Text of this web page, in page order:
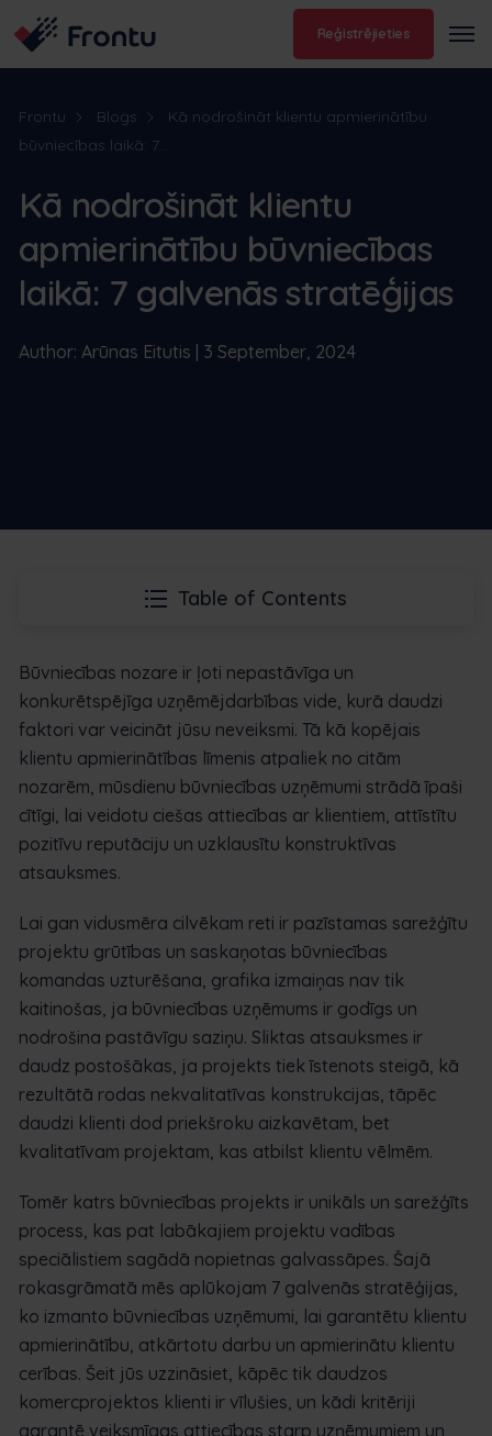
Reģistrējieties
Frontu Blogs
Kā nodrošināt klientu apmierinātību
būvniecības laikā: 7...
Kā nodrošināt klientu
apmierinātību būvniecības
laikā: 7 galvenās stratēģijas
Author: Arūnas Eitutis | 3 September, 2024
Table of Contents
Būvniecības nozare ir ļoti nepastāvīga un
konkurētspējīga uzņēmējdarbības vide, kurā daudzi
faktori var veicināt jūsu neveiksmi. Tā kā kopējais
klientu apmierinātības līmenis atpaliek no citām
nozarēm, mūsdienu būvniecības uzņēmumi strādā īpaši
cītīgi, lai veidotu ciešas attiecības ar klientiem, attīstītu
pozitīvu reputāciju un uzklausītu konstruktīvas
atsauksmes.
Lai gan vidusmēra cilvēkam reti ir pazīstamas sarežģītu
projektu grūtības un saskaņotas būvniecības
komandas uzturēšana, grafika izmaiņas nav tik
kaitinošas, ja būvniecības uzņēmums ir godīgs un
nodrošina pastāvīgu saziņu. Sliktas atsauksmes ir
daudz postošākas, ja projekts tiek īstenots steigā, kā
rezultātā rodas nekvalitatīvas konstrukcijas, tāpēc
daudzi klienti dod priekšroku aizkavētam, bet
kvalitatīvam projektam, kas atbilst klientu vēlmēm.
Tomēr katrs būvniecības projekts ir unikāls un sarežģīts
process, kas pat labākajiem projektu vadības
speciālistiem sagādā nopietnas galvassāpes. Šajā
rokasgrāmatā mēs aplūkojam 7 galvenās stratēģijas,
ko izmanto būvniecības uzņēmumi, lai garantētu klientu
apmierinātību, atkārtotu darbu un apmierinātu klientu
cerības. Šeit jūs uzzināsiet, kāpēc tik daudzos
komercprojektos klienti ir vīlušies, un kādi kritēriji
garantē veiksmīgas attiecības starp uzņēmumiem un